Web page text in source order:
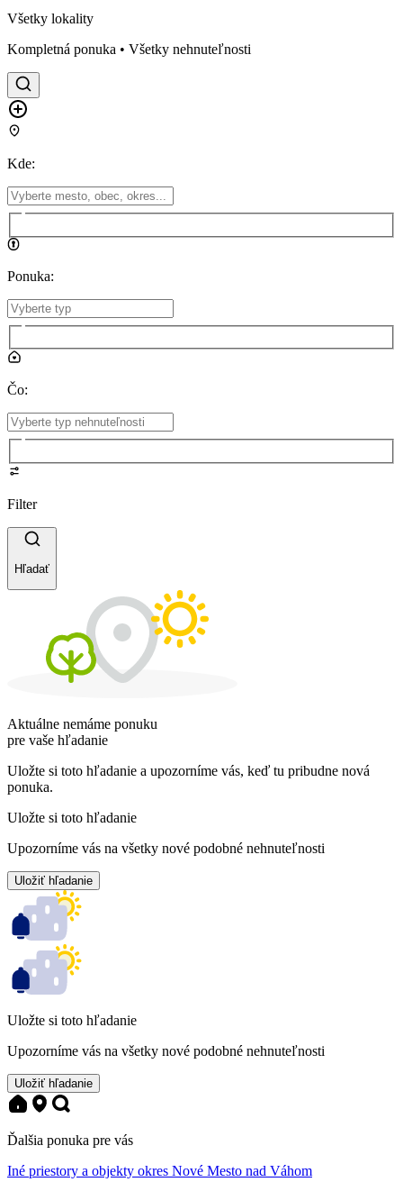
Všetky lokality
Kompletná ponuka • Všetky nehnuteľnosti
Kde:
Ponuka:
Čo:
Filter
Hľadať
Aktuálne nemáme ponuku
pre vaše hľadanie
Uložte si toto hľadanie a upozorníme vás, keď tu pribudne nová
ponuka.
Uložte si toto hľadanie
Upozorníme vás na všetky nové podobné nehnuteľnosti
Uložiť hľadanie
Uložte si toto hľadanie
Upozorníme vás na všetky nové podobné nehnuteľnosti
Uložiť hľadanie
Ďalšia ponuka pre vás
Iné priestory a objekty okres Nové Mesto nad Váhom